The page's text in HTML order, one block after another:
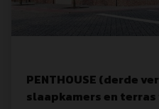
PENTHOUSE (derde
slaapkamers en terras